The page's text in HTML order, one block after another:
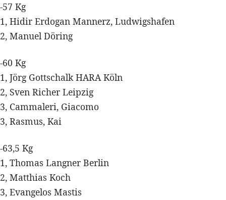
-57 Kg
1, Hidir Erdogan Mannerz, Ludwigshafen
2, Manuel Döring
-60 Kg
1, Jörg Gottschalk HARA Köln
2, Sven Richer Leipzig
3, Cammaleri, Giacomo
3, Rasmus, Kai
-63,5 Kg
1, Thomas Langner Berlin
2, Matthias Koch
3, Evangelos Mastis